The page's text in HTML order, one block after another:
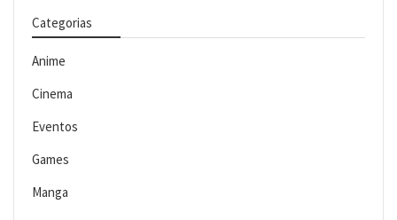
Categorias
Anime
Cinema
Eventos
Games
Manga